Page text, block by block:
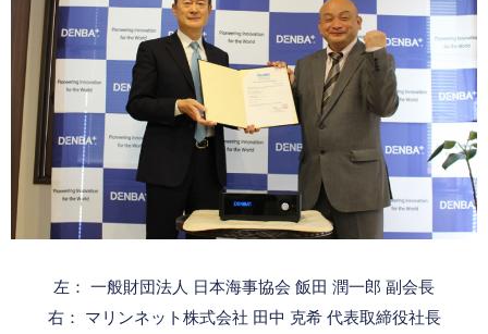
左： ⼀般財団法⼈ 日本海事協会 飯田 潤⼀郎 副会長
右： マリンネット株式会社 田中 克希 代表取締役社長